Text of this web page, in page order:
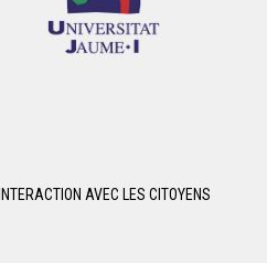
AVEC LES CITOYENS